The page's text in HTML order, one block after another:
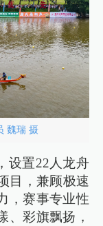
魏瑞 摄
设置22人龙舟
目，兼顾极速
，赛事专业性
、彩旗飘扬，